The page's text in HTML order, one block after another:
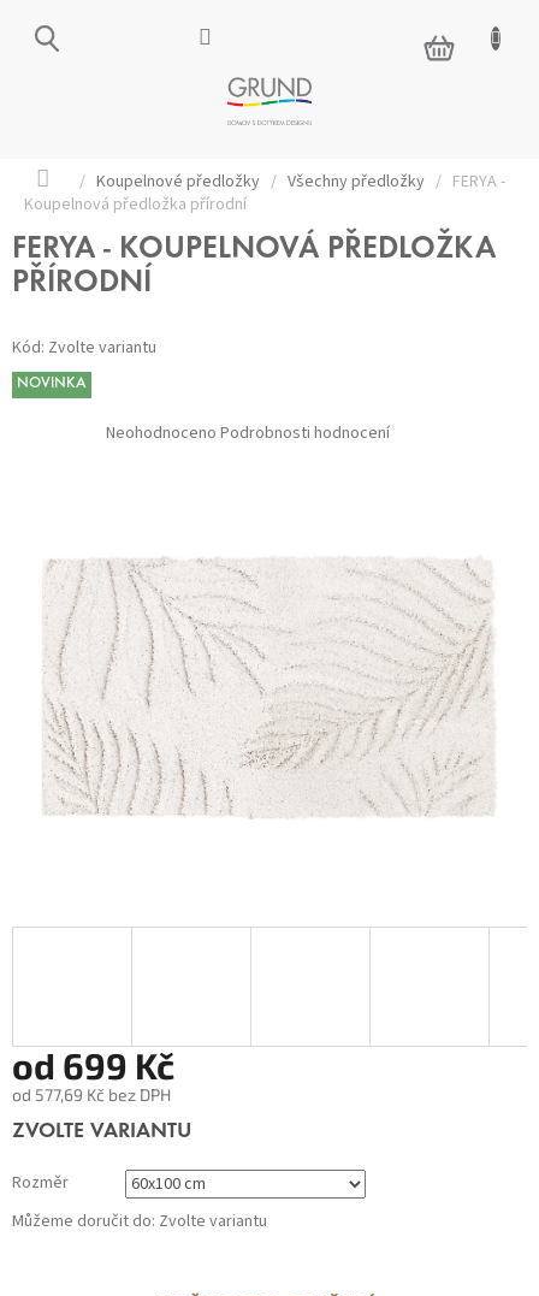
NÁKUPNÍ
KOŠÍK
Domů
/ Koupelnové předložky / Všechny předložky / FERYA -
Koupelnová předložka přírodní
FERYA - KOUPELNOVÁ PŘEDLOŽKA
PŘÍRODNÍ
Kód: Zvolte variantu
NOVINKA
Průměrné
hodnocení
Neohodnoceno Podrobnosti hodnocení
od 699 Kč
od 577,69 Kč bez DPH
Měrná
ZVOLTE VARIANTU
Rozměr
Můžeme doručit do: Zvolte variantu